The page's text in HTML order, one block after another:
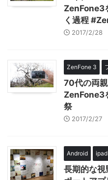
ZenFone3
く過程
2017/2/28
ZenFone 3
70代の両
ZenFone3
祭
2017/2/27
Android
長期的な